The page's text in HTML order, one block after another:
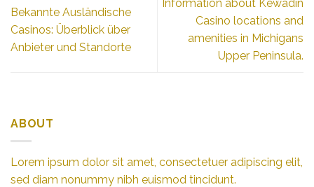
Bekannte Ausländische
Casinos: Überblick über
Anbieter und Standorte
Information about Kewadin
Casino locations and
amenities in Michigans
Upper Peninsula.
ABOUT
Lorem ipsum dolor sit amet, consectetuer adipiscing elit,
sed diam nonummy nibh euismod tincidunt.